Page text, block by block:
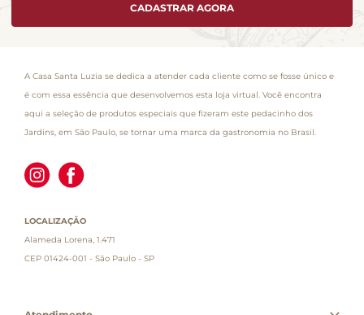
CADASTRAR AGORA
A Casa Santa Luzia se dedica a atender cada cliente como se fosse único e
é com essa essência que desenvolvemos esta loja virtual. Você encontra
aqui a seleção de produtos especiais que fizeram este pedacinho dos
Jardins, em São Paulo, se tornar uma marca da gastronomia no Brasil.
LOCALIZAÇÃO
Alameda Lorena, 1.471
CEP 01424-001 - São Paulo - SP